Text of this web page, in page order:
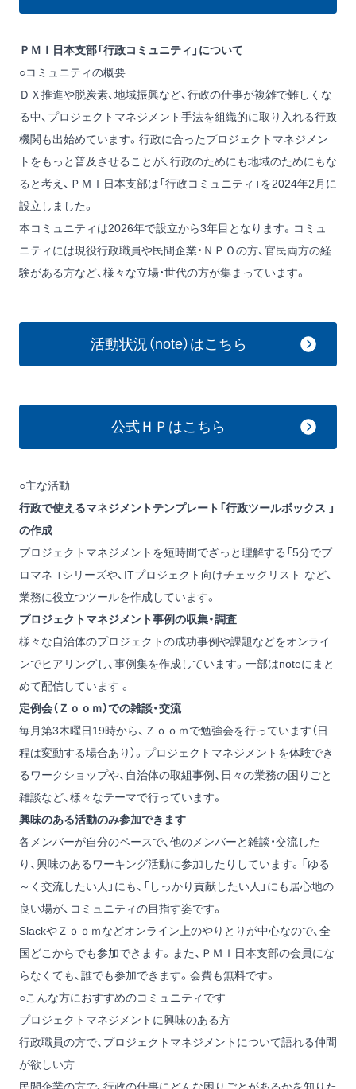
ＰＭＩ日本支部「行政コミュニティ」について
○コミュニティの概要
ＤＸ推進や脱炭素、地域振興など、行政の仕事が複雑で難しくな
る中、プロジェクトマネジメント手法を組織的に取り入れる行政
機関も出始めています。行政に合ったプロジェクトマネジメン
トをもっと普及させることが、行政のためにも地域のためにもな
ると考え、ＰＭＩ日本支部は「行政コミュニティ」を2024年2月に
設立しました。
本コミュニティは2026年で設立から3年目となります。コミュ
ニティには現役行政職員や民間企業・ＮＰＯの方、官民両方の経
験がある方など、様々な立場・世代の方が集まっています。
活動状況（note）はこちら
公式ＨＰはこちら
○主な活動
行政で使えるマネジメントテンプレート「行政ツールボックス 」
の作成
プロジェクトマネジメントを短時間でざっと理解する「 5分でプ
ロマネ 」シリーズや、 ITプロジェクト向けチェックリスト など、
業務に役立つツールを作成しています。
プロジェクトマネジメント事例の収集・調査
様々な自治体のプロジェクトの成功事例や課題などをオンライ
ンでヒアリングし、事例集を作成しています。一部はnoteにまと
めて配信しています 。
定例会（Ｚｏｏｍ）での雑談・交流
毎月第3木曜日19時から、Ｚｏｏｍで勉強会を行っています（日
程は変動する場合あり）。プロジェクトマネジメントを体験でき
るワークショップや、自治体の取組事例、日々の業務の困りごと
雑談など、様々なテーマで行っています。
興味のある活動のみ参加できます
各メンバーが自分のペースで、他のメンバーと雑談・交流した
り、興味のあるワーキング活動に参加したりしています。「ゆる
～く交流したい人」にも、「しっかり貢献したい人」にも居心地の
良い場が、コミュニティの目指す姿です。
SlackやＺｏｏｍなどオンライン上のやりとりが中心なので、全
国どこからでも参加できます。また、ＰＭＩ日本支部の会員にな
らなくても、誰でも参加できます。会費も無料です。
○こんな方におすすめのコミュニティです
プロジェクトマネジメントに興味のある方
行政職員の方で、プロジェクトマネジメントについて語れる仲間
が欲しい方